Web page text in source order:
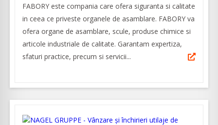
FABORY este compania care ofera siguranta si calitate
in ceea ce priveste organele de asamblare. FABORY va
ofera organe de asamblare, scule, produse chimice si
articole industriale de calitate. Garantam expertiza,
sfaturi practice, precum si servicii...